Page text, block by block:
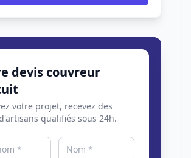
devis couvreur
votre projet, recevez des
qualifiés sous 24h.